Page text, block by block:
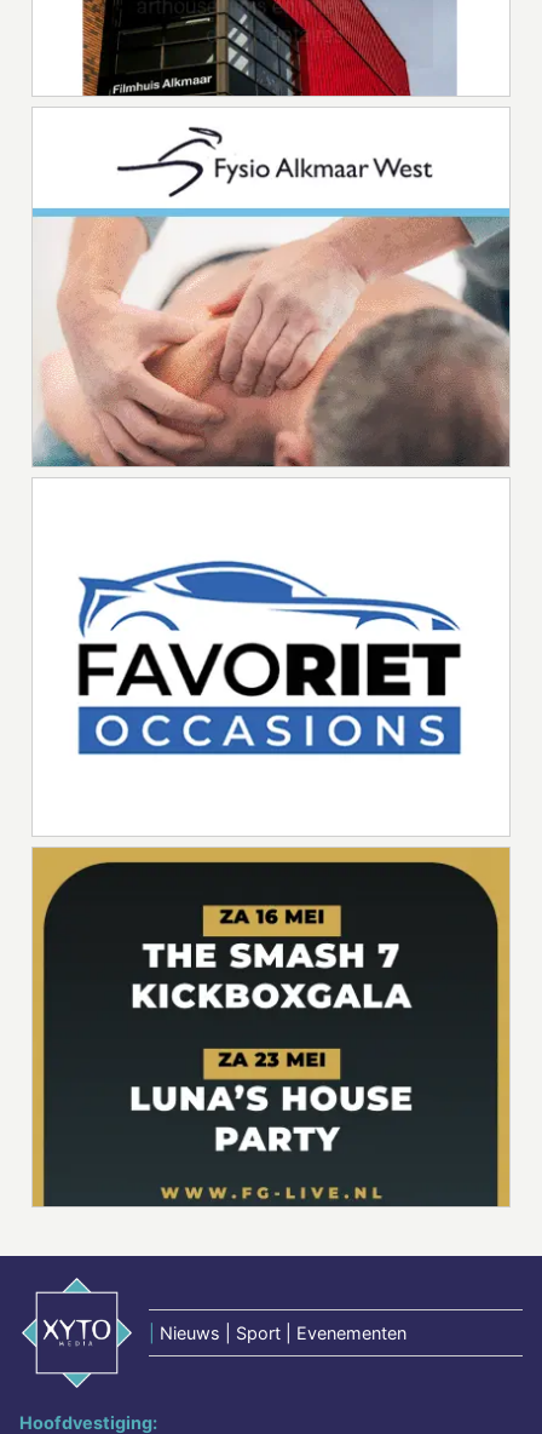
Nieuws | Sport | Evenementen
Hoofdvestiging: